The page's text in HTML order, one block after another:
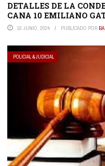
DETALLES DE LA
CANA 10 EMILIANO
10 JUNIO, 2024 PUBLICADO POR
POLICIAL & JUDICIAL